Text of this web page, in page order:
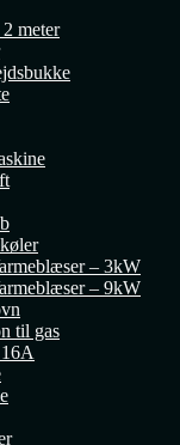
meter
– 3kW
– 9kW
til gas